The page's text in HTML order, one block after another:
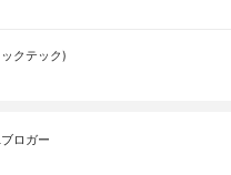
クテック)
ロガー